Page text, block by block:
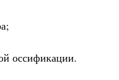
оссификации.